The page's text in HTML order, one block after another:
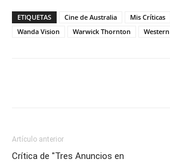
ETIQUETAS Cine de Australia Mis Críticas
Wanda Vision
Warwick Thornton Western
Artículo anterior
Crítica de "Tres Anuncios en